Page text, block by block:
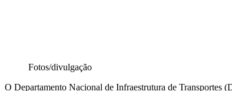
Fotos/divulgação
O Departamento Nacional de Infraestrutura de Transportes